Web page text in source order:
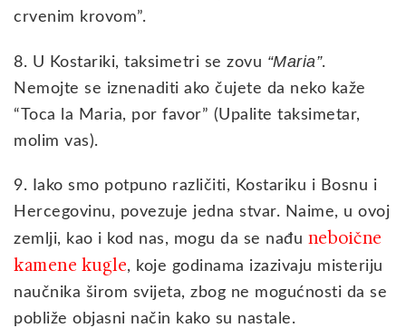
crvenim krovom”.
8. U Kostariki, taksimetri se zovu “Maria”.
Nemojte se iznenaditi ako čujete da neko kaže
“Toca la Maria, por favor” (Upalite taksimetar,
molim vas).
9. Iako smo potpuno različiti, Kostariku i Bosnu i
Hercegovinu, povezuje jedna stvar. Naime, u ovoj
zemlji, kao i kod nas, mogu da se nađu neboične
kamene kugle, koje godinama izazivaju misteriju
naučnika širom svijeta, zbog ne mogućnosti da se
pobliže objasni način kako su nastale.